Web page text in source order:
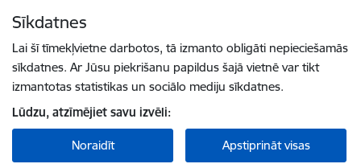
Sīkdatnes
Lai šī tīmekļvietne darbotos, tā izmanto obligāti nepieciešamās
sīkdatnes. Ar Jūsu piekrišanu papildus šajā vietnē var tikt
izmantotas statistikas un sociālo mediju sīkdatnes.
Lūdzu, atzīmējiet savu izvēli:
Noraidīt Apstiprināt visas